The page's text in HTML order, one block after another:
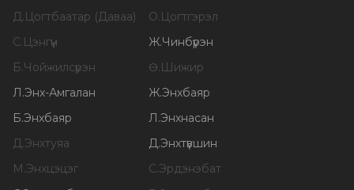
Д. Цогтбаатар (Даваа) О. Цогтгэрэл
С. Цэнгүүн Ж.Чинбүрэн
Б.Чойжилсүрэн Ө. Шижир
Л .Энх-Амгалан Ж.Энхбаяр
Б.Энхбаяр Л .Энхнасан
Д.Энхтуяа Д.Энхтүвшин
М .Энхцэцэг С.Эрдэнэбат